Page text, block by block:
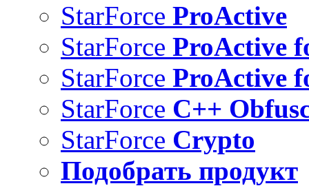
StarForce ProActive
StarForce ProActive
StarForce ProActive
StarForce C++
StarForce Crypto
Подобрать продукт